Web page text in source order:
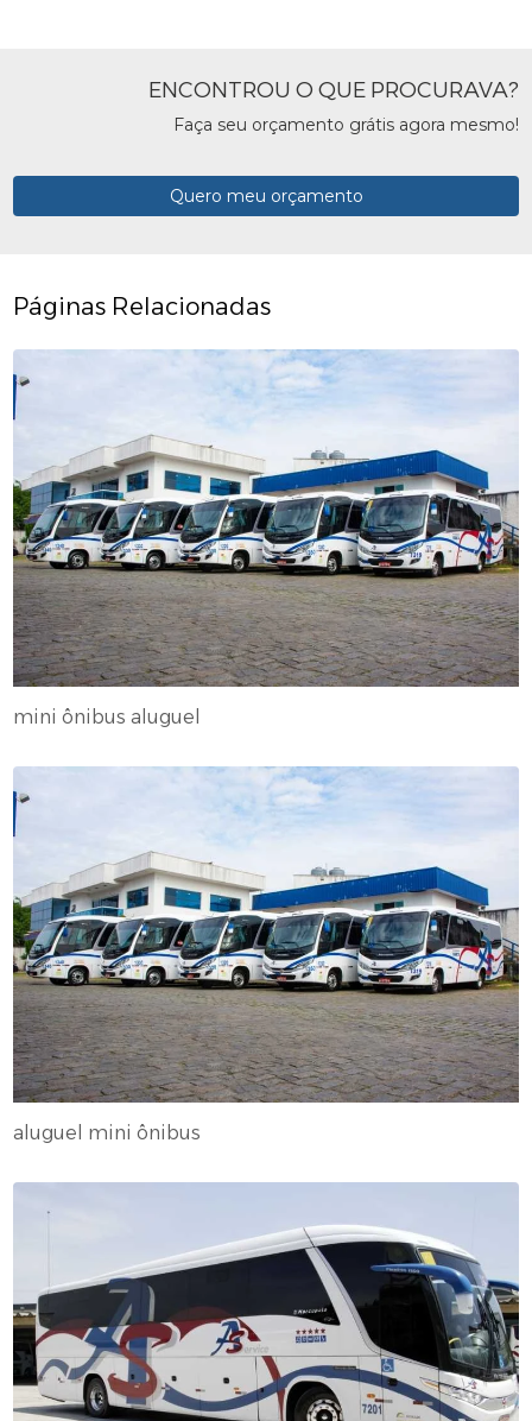
ENCONTROU O QUE PROCURAVA?
Faça seu orçamento grátis agora mesmo!
Quero meu orçamento
Páginas Relacionadas
mini ônibus aluguel
aluguel mini ônibus